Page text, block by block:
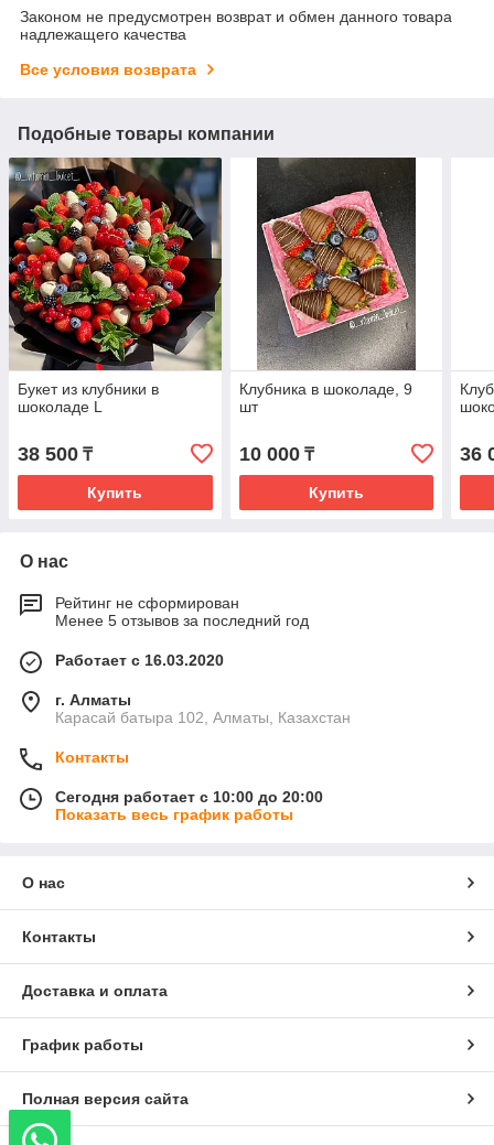
Законом не предусмотрен возврат и обмен данного товара
надлежащего качества
Все условия возврата
Подобные товары компании
Букет из клубники в
шоколаде L
38 500 ₸
Купить
Клубника в шоколаде, 9
шт
10 000₸
Купить
36
О нас
Рейтинг не сформирован
Менее 5 отзывов за последний год
Работает с 16.03.2020
г. Алматы
Карасай батыра 102, Алматы, Казахстан
Контакты
Сегодня работает с 10:00 до 20:00
Показать весь график работы
О нас
Контакты
Доставка и оплата
График работы
Полная версия сайта